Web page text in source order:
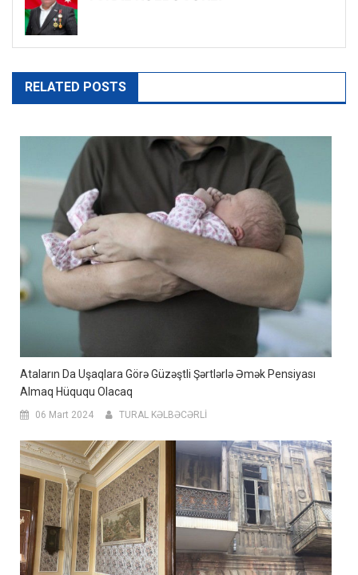
RELATED POSTS
Ataların Da Uşaqlara Görə Güzəştli Şərtlərlə Əmək Pensiyası
Almaq Hüququ Olacaq
06 Mart 2024 TURAL KƏLBƏCƏRLİ